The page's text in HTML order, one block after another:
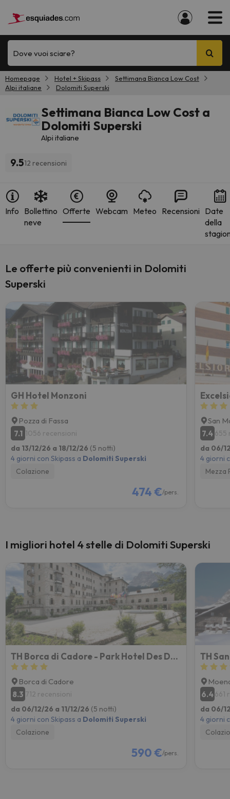
Dove vuoi sciare?
Homepage Hotel + Skipass
Settimana Bianca Low Cost
Alpi italiane
Dolomiti Superski
Settimana Bianca Low Cost a
Dolomiti Superski
Alpi italiane
9.512 recensioni
Info Bollettino
neve
Offerte Webcam Meteo Recensioni Date
della
Le offerte più convenienti in Dolomiti
Superski
GH Hotel Monzoni
Pozza di Fassa
7.1 1056 recensioni
da 13/12/26 a 18/12/26 (5 notti)
4 giorni con Skipass a Dolomiti Superski
Colazione
474 €/pers.
San
7.4 655
da 06/
4 giorni
Mezza
I migliori hotel 4 stelle di Dolomiti Superski
TH Borca di Cadore - Park Hotel Des Dolomites
Borca di Cadore
8.3 712 recensioni
da 06/12/26 a 11/12/26 (5 notti)
4 giorni con Skipass a Dolomiti Superski
Colazione
590 €/pers.
6.4661
da 06/
4 giorni